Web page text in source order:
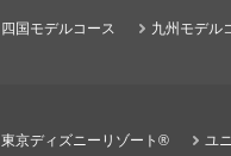
四国モデルコース 九州モデル
東京ディズニーリゾート® ユ